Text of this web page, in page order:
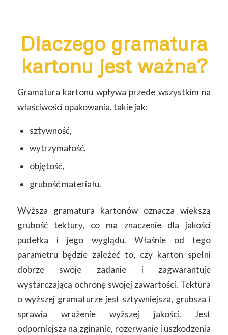
Dlaczego gramatura
kartonu jest ważna?
Gramatura kartonu wpływa przede wszystkim na
właściwości opakowania, takie jak:
sztywność,
wytrzymałość,
objętość,
grubość materiału.
Wyższa gramatura kartonów oznacza większą
grubość tektury, co ma znaczenie dla jakości
pudełka i jego wyglądu. Właśnie od tego
parametru będzie zależeć to, czy karton spełni
dobrze swoje zadanie i zagwarantuje
wystarczającą ochronę swojej zawartości. Tektura
o wyższej gramaturze jest sztywniejsza, grubsza i
sprawia wrażenie wyższej jakości. Jest
odporniejsza na zginanie, rozerwanie i uszkodzenia